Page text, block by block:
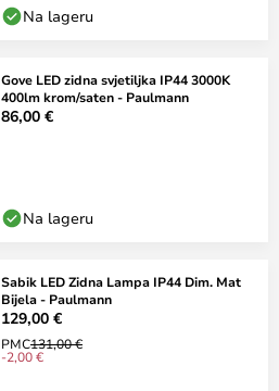
Na lageru
Gove LED zidna svjetiljka IP44 3000K
400lm krom/saten - Paulmann
86,00 €
Na lageru
Sabik LED Zidna Lampa IP44 Dim. Mat
Bijela - Paulmann
129,00 €
PMC131,00 €
-2,00 €